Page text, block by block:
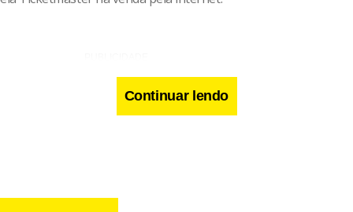
Continuar lendo